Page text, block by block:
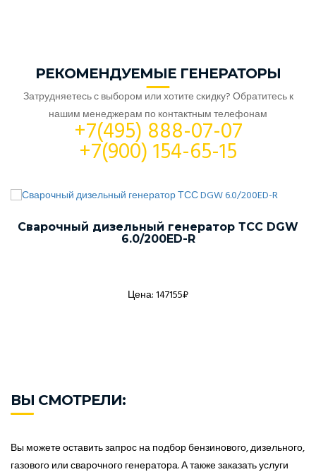
РЕКОМЕНДУЕМЫЕ ГЕНЕРАТОРЫ
Затрудняетесь с выбором или хотите скидку? Обратитесь к
нашим менеджерам по контактным телефонам
+7(495) 888-07-07
+7(900) 154-65-15
Сварочный дизельный генератор ТСС DGW
6.0/200ED-R
Цена: 147155₽
ВЫ СМОТРЕЛИ:
Вы можете оставить запрос на подбор бензинового, дизельного,
газового или сварочного генератора. А также заказать услуги